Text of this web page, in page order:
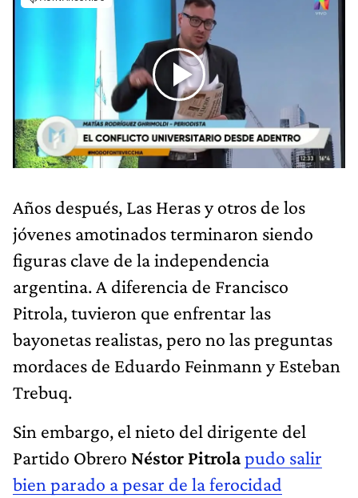
Años después, Las Heras y otros de los
jóvenes amotinados terminaron siendo
figuras clave de la independencia
argentina. A diferencia de Francisco
Pitrola, tuvieron que enfrentar las
bayonetas realistas, pero no las preguntas
mordaces de Eduardo Feinmann y Esteban
Trebuq.
Sin embargo, el nieto del dirigente del
Partido Obrero Néstor Pitrolapudo salir
bien parado a pesar de la ferocidad